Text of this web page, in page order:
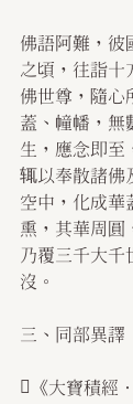
佛語阿難，彼
之頃，往詣十
佛世尊，隨心
蓋、幢幡，無
生，應念即至
辄以奉散諸佛
空中，化成華
熏，其華周圓
乃覆三千大千
沒。
三、同部異譯
《大寶積經